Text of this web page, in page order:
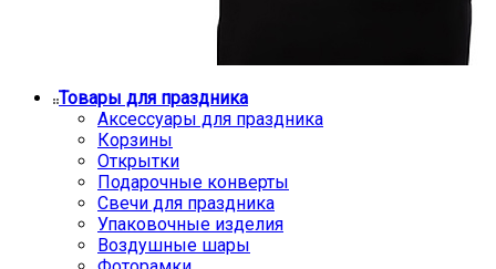
Товары для праздника
Аксессуары для праздника
Корзины
Открытки
Подарочные конверты
Свечи для праздника
Упаковочные изделия
Воздушные шары